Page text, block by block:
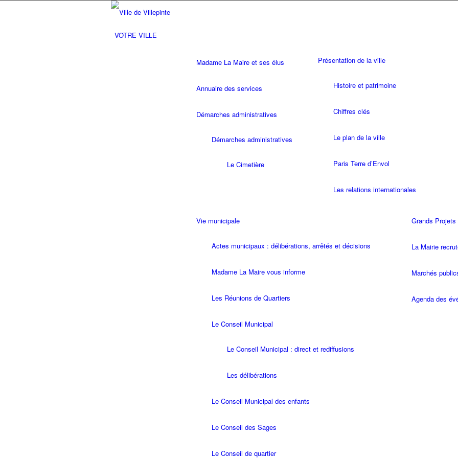
VOTRE VILLE
Madame La Maire et ses élus
Annuaire des services
Démarches administratives
Démarches administratives
Le Cimetière
Présentation de la ville
Histoire et patrimoine
Chiffres clés
Le plan de la ville
Paris Terre d’Envol
Les relations internationales
Vie municipale
Actes municipaux : délibérations, arrêtés et décisions
Madame La Maire vous informe
Les Réunions de Quartiers
Le Conseil Municipal
Le Conseil Municipal : direct et rediffusions
Les délibérations
Le Conseil Municipal des enfants
Le Conseil des Sages
Le Conseil de quartier
Grands Projets
La Mairie
Marchés
Agenda des